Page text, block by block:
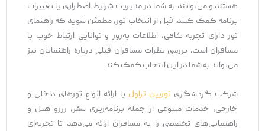
هستند و می‌توانند به شما در مدیریت شرایط اضطراری یا تغییرات
برنامه کمک کنند. قبل از انتخاب تور، مطمئن شوید که راهنمای
تور دارای تجربه کافی، اطلاعات به‌روز و توانایی ارتباط خوب با
مسافران است. بررسی نظرات مسافران قبلی درباره راهنمایان نیز
می‌تواند به شما در این انتخاب کمک کند
شرکت گردشگریتوربین تراولبا ارائه انواع تورهای داخلی و
خارجی، خدمات متنوعی از جمله برنامه‌ریزی سفر، رزرو هتل و
راهنمایی‌های تخصصی را به مسافران ارائه می‌دهد تا تجربه‌ای